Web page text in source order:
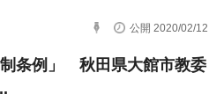
公開 2020/02/12
条例」 秋田県大館市教委